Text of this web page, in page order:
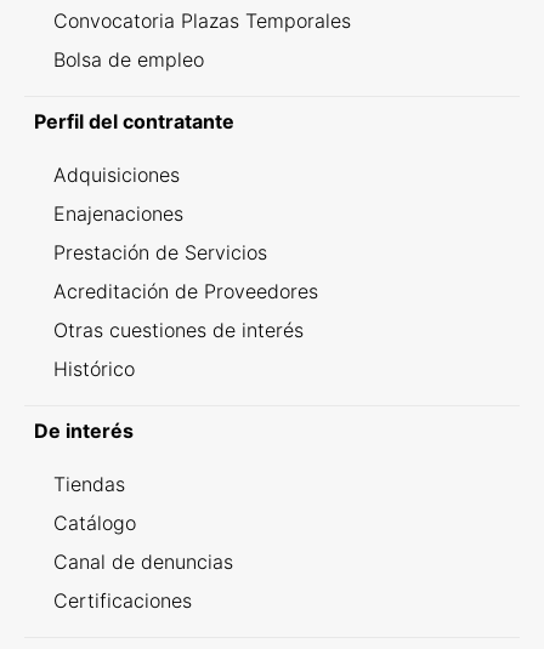
Convocatoria Plazas Temporales
Bolsa de empleo
Perfil del contratante
Adquisiciones
Enajenaciones
Prestación de Servicios
Acreditación de Proveedores
Otras cuestiones de interés
Histórico
De interés
Tiendas
Catálogo
Canal de denuncias
Certificaciones